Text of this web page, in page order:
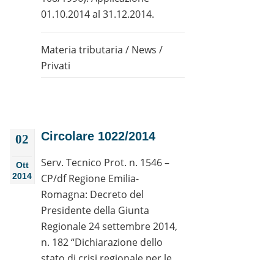
01.10.2014 al 31.12.2014.
Materia tributaria / News /
Privati
02
Ott
2014
Circolare 1022/2014
Serv. Tecnico Prot. n. 1546 –
CP/df Regione Emilia-
Romagna: Decreto del
Presidente della Giunta
Regionale 24 settembre 2014,
n. 182 “Dichiarazione dello